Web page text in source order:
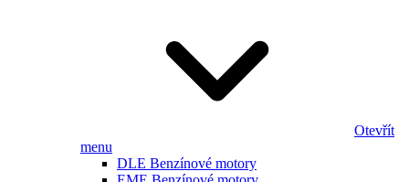
Otevřít
menu
DLE Benzínové motory